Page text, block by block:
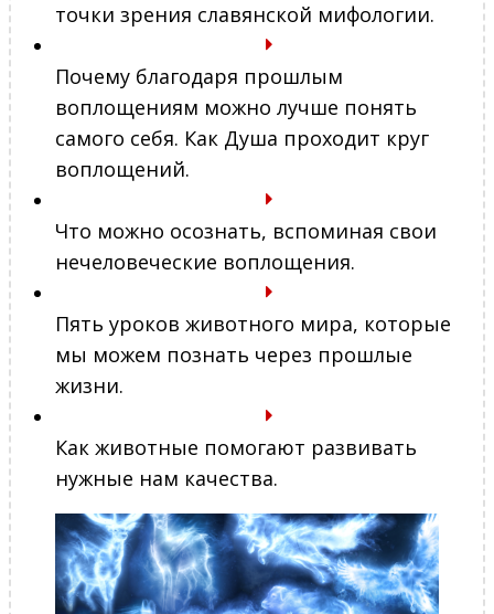
точки зрения славянской мифологии.
Почему благодаря прошлым
воплощениям можно лучше понять
самого себя. Как Душа проходит круг
воплощений.
Что можно осознать, вспоминая свои
нечеловеческие воплощения.
Пять уроков животного мира, которые
мы можем познать через прошлые
жизни.
Как животные помогают развивать
нужные нам качества.